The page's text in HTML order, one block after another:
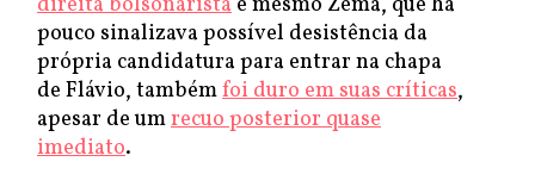
pouco sinalizava possível desistência da
própria candidatura para entrar na chapa
de Flávio, tambémfoi duro em suas críticas,
apesar de umrecuo posterior quase
imediato.